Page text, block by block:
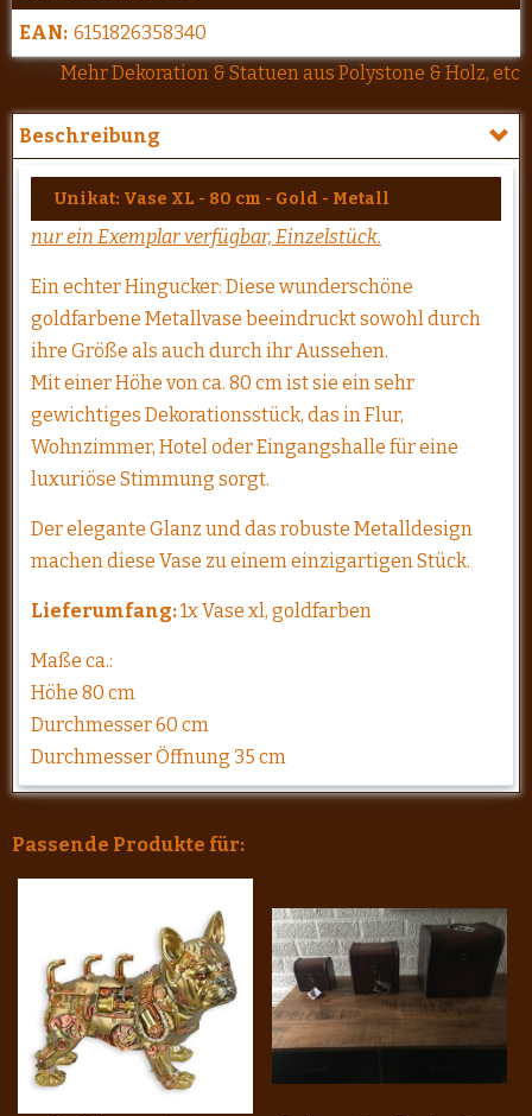
EAN: 6151826358340
Mehr Dekoration & Statuen aus Polystone & Holz, etc
Beschreibung
Unikat: Vase XL - 80 cm - Gold - Metall
nur ein Exemplar verfügbar, Einzelstück.
Ein echter Hingucker: Diese wunderschöne
goldfarbene Metallvase beeindruckt sowohl durch
ihre Größe als auch durch ihr Aussehen.
Mit einer Höhe von ca. 80 cm ist sie ein sehr
gewichtiges Dekorationsstück, das in Flur,
Wohnzimmer, Hotel oder Eingangshalle für eine
luxuriöse Stimmung sorgt.
Der elegante Glanz und das robuste Metalldesign
machen diese Vase zu einem einzigartigen Stück.
Lieferumfang:1x Vase xl, goldfarben
Maße ca.:
Höhe 80 cm
Durchmesser 60 cm
Durchmesser Öffnung 35 cm
Passende Produkte für: